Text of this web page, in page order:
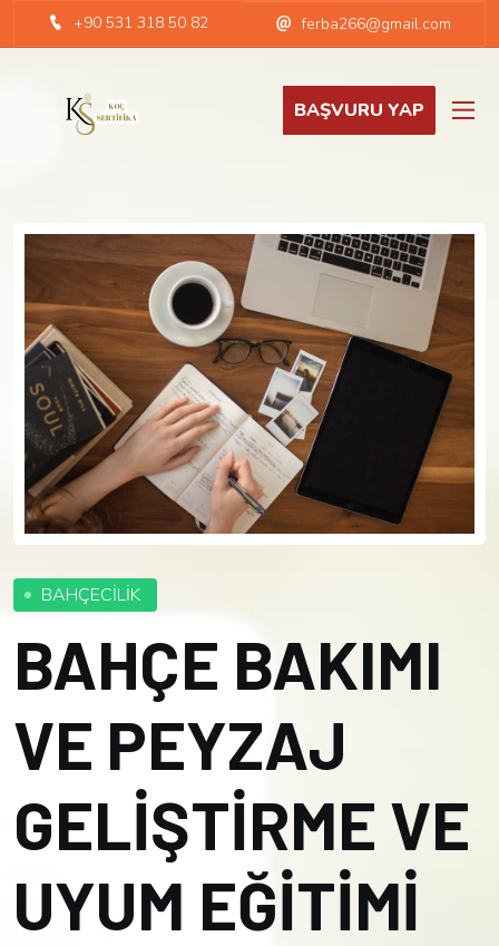
+90 531 318 50 82 ferba266@gmail.com
BAŞVURU YAP
BAHÇECİLİK
BAHÇE BAKIMI
VE PEYZAJ
GELİŞTİRME VE
UYUM EĞİTİMİ